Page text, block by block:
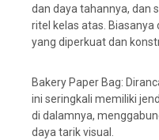
dan daya tahannya, dan
ritel kelas atas.
yang diperkuat dan
Bakery Paper Bag:
ini seringkali memiliki
di dalamnya,
daya tarik visual.